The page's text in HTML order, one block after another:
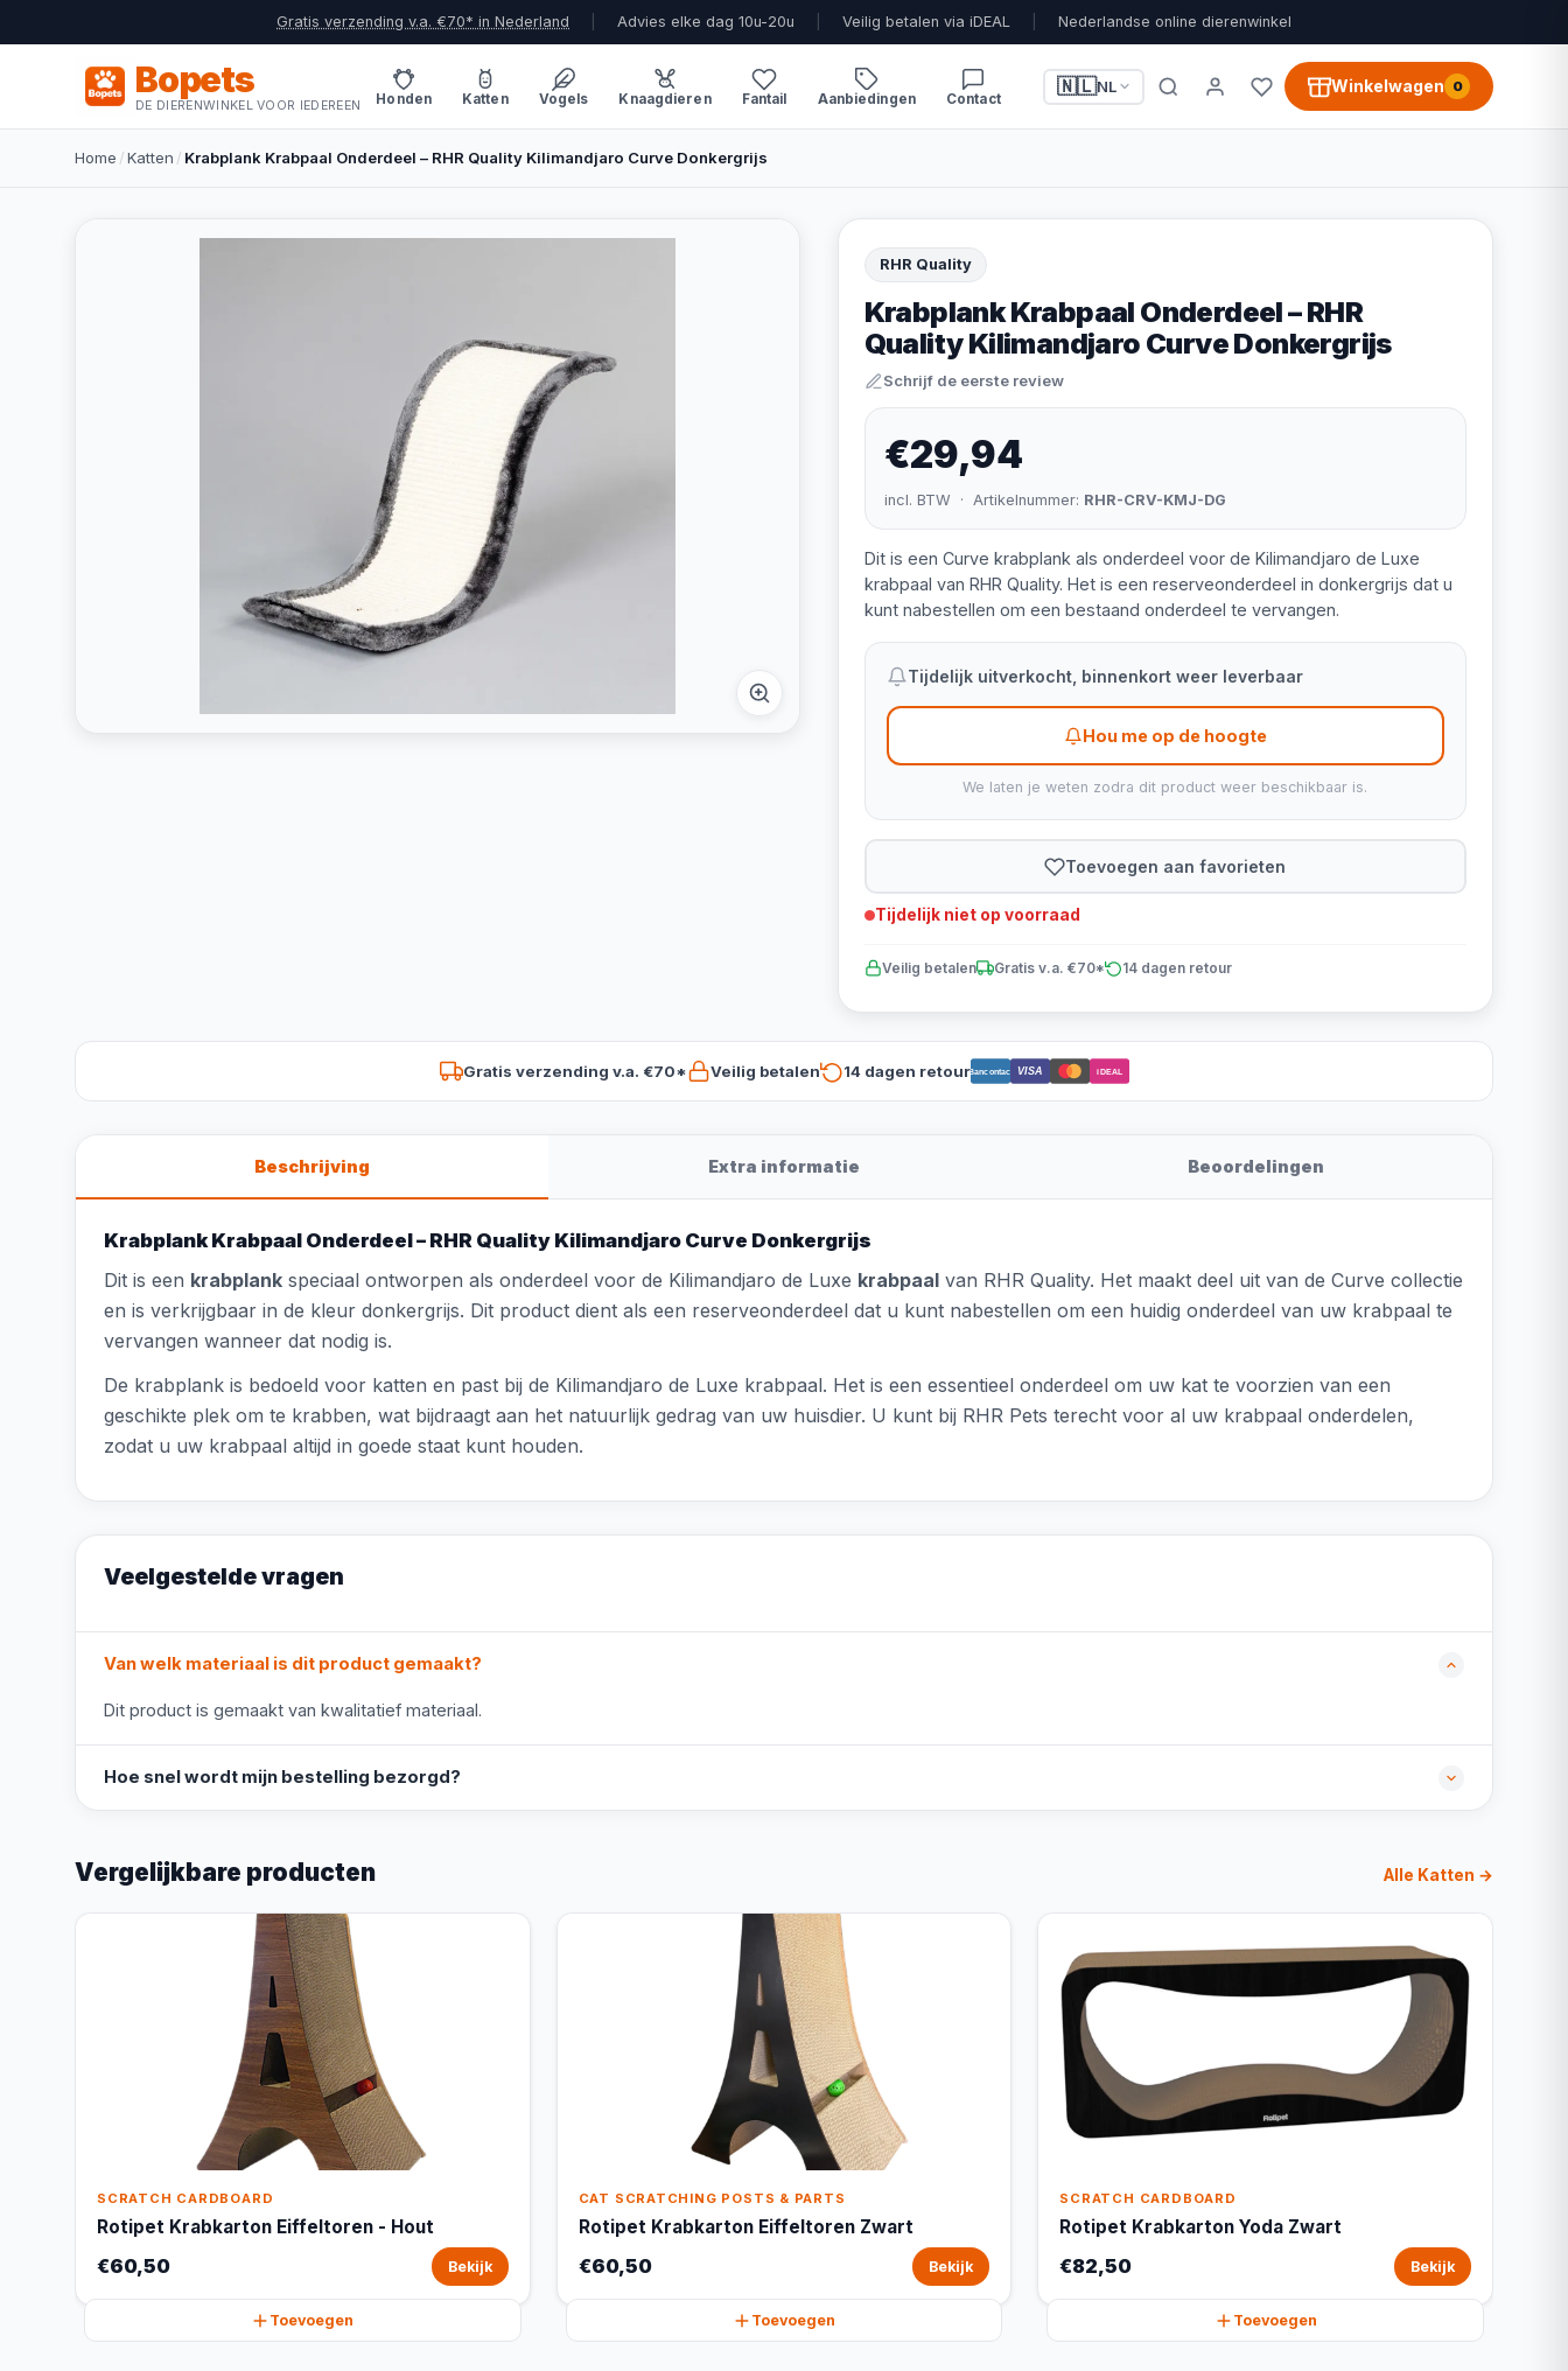
Gratis verzending v.a. €70* in Nederland Advies elke dag 10u-20u Veilig betalen via iDEAL Nederlandse online dierenwinkel
Bopets
DE DIERENWINKEL VOOR IEDEREEN Honden Katten Vogels Knaagdieren Fantail Aanbiedingen Contact
🇳🇱NL Winkelwagen 0
Home /Katten / Krabplank Krabpaal Onderdeel – RHR Quality Kilimandjaro Curve Donkergrijs
RHR Quality
Krabplank Krabpaal Onderdeel – RHR
Quality Kilimandjaro Curve Donkergrijs
Schrijf de eerste review
€29,94
incl. BTW · Artikelnummer: RHR-CRV-KMJ-DG
Dit is een Curve krabplank als onderdeel voor de Kilimandjaro de Luxe
krabpaal van RHR Quality. Het is een reserveonderdeel in donkergrijs dat u
kunt nabestellen om een bestaand onderdeel te vervangen.
Tijdelijk uitverkocht, binnenkort weer leverbaar
Hou me op de hoogte
We laten je weten zodra dit product weer beschikbaar is.
Toevoegen aan favorieten
Tijdelijk niet op voorraad
Veilig betalen Gratis v.a. €70* 14 dagen retour
Gratis verzending v.a. €70* Veilig betalen 14 dagen retourBancontact VISA iDEAL
Beschrijving Extra informatie Beoordelingen
Krabplank Krabpaal Onderdeel – RHR Quality Kilimandjaro Curve Donkergrijs
Dit is een krabplank speciaal ontworpen als onderdeel voor de Kilimandjaro de Luxe krabpaal van RHR Quality. Het maakt deel uit van de Curve collectie
en is verkrijgbaar in de kleur donkergrijs. Dit product dient als een reserveonderdeel dat u kunt nabestellen om een huidig onderdeel van uw krabpaal te
vervangen wanneer dat nodig is.
De krabplank is bedoeld voor katten en past bij de Kilimandjaro de Luxe krabpaal. Het is een essentieel onderdeel om uw kat te voorzien van een
geschikte plek om te krabben, wat bijdraagt aan het natuurlijk gedrag van uw huisdier. U kunt bij RHR Pets terecht voor al uw krabpaal onderdelen,
zodat u uw krabpaal altijd in goede staat kunt houden.
Veelgestelde vragen
Van welk materiaal is dit product gemaakt?
Dit product is gemaakt van kwalitatief materiaal.
Hoe snel wordt mijn bestelling bezorgd?
Vergelijkbare producten Alle Katten →
SCRATCH CARDBOARD
Rotipet Krabkarton Eiffeltoren - Hout
€60,50 Bekijk
Toevoegen
CAT SCRATCHING POSTS & PARTS
Rotipet Krabkarton Eiffeltoren Zwart
€60,50 Bekijk
Toevoegen
SCRATCH CARDBOARD
Rotipet Krabkarton Yoda Zwart
€82,50 Bekijk
Toevoegen